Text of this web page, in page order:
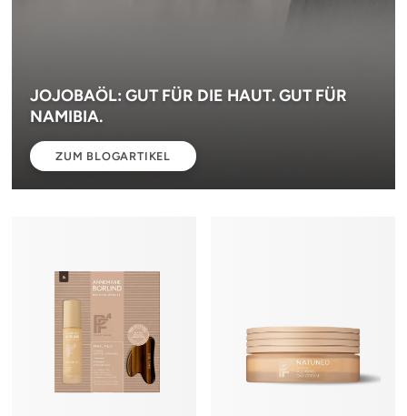
JOJOBAÖL: GUT FÜR DIE HAUT. GUT FÜR
NAMIBIA.
ZUM BLOGARTIKEL